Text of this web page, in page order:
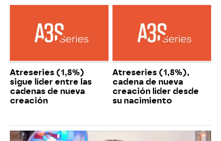
Atreseries (1,8%)
sigue líder entre las
cadenas de nueva
creación
Atreseries (1,8%),
cadena de nueva
creación líder desde
su nacimiento